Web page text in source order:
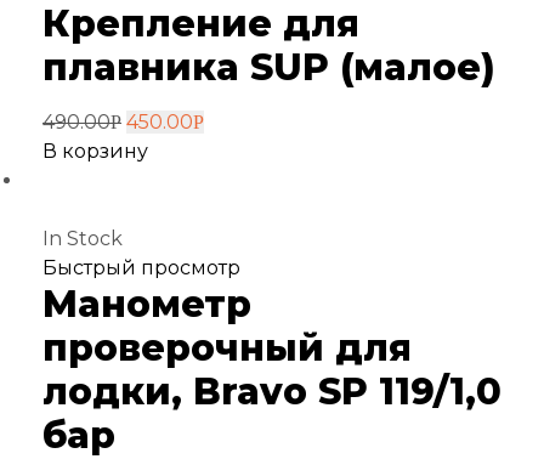
в
избранное
Крепление для
плавника SUP (малое)
490.00Р 450.00Р
В корзину
In Stock
Добавить
в
Быстрый просмотр
Манометр
проверочный для
лодки, Bravo SP 119/1,0
бар